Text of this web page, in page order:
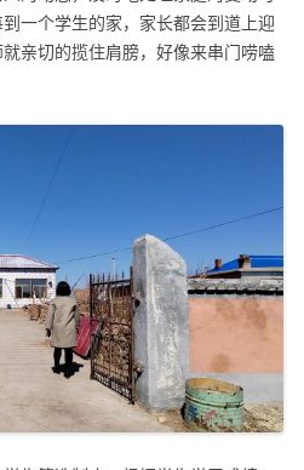
一个学生的家，家长都会到道上迎
亲切的揽住肩膀，好像来串门唠嗑